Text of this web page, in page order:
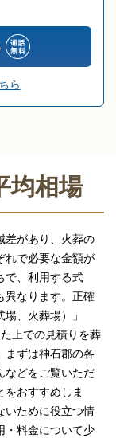
ら
均相場
差があり、火葬の
れで必要な金額が
で、利用する式
異なります。正確
、火葬場）」
上での見積りを葬
まずは神石郡の各
などをご覧いただ
をおすすめしま
いために役立つ情
・料金について少